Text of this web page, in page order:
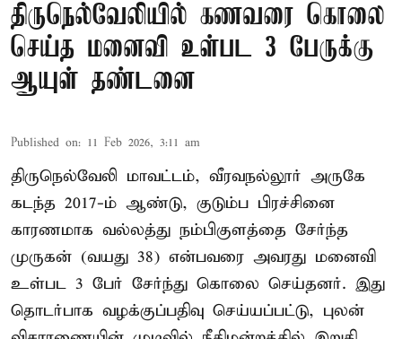
திருநெல்வேலியில் கணவரை கொலை
செய்த மனைவி உள்பட 3 பேருக்கு
ஆயுள் தண்டனை
Published on: 11 Feb 2026, 3:11 am
திருநெல்வேலி மாவட்டம், வீரவநல்லூர் அருகே
கடந்த 2017-ம் ஆண்டு, குடும்ப பிரச்சினை
காரணமாக வல்லத்து நம்பிகுளத்தை சேர்ந்த
முருகன் (வயது 38) என்பவரை அவரது மனைவி
உள்பட 3 பேர் சேர்ந்து கொலை செய்தனர். இது
தொடர்பாக வழக்குப்பதிவு செய்யப்பட்டு, புலன்